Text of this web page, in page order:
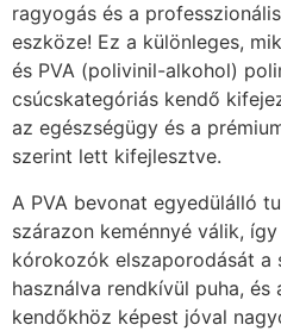
ragyogás és a
eszköze! Ez a különleges,
és PVA (polivinil-alkohol)
csúcskategóriás kendő
az egészségügy és a
szerint lett kifejlesztve.
A PVA bevonat egyedülálló
szárazon keménnyé válik,
kórokozók elszaporodását a
használva rendkívül puha, és
kendőkhöz képest jóval